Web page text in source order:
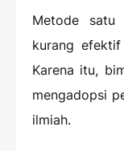
Metode
kurang
Karena itu,
mengadopsi
ilmiah.